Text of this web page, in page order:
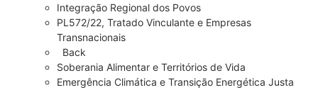
Integração Regional dos Povos
PL572/22, Tratado Vinculante e Empresas
Transnacionais
Back
Soberania Alimentar e Territórios de Vida
Emergência Climática e Transição Energética Justa